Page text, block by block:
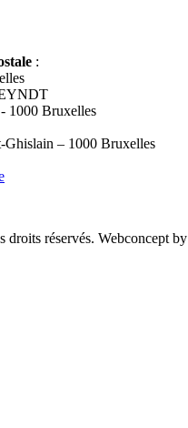
:
1000 Bruxelles
Ghislain – 1000 Bruxelles
réservés. Webconcept by